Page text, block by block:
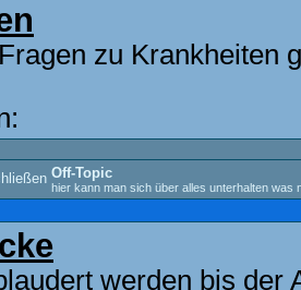
zu Krankheiten
Off-Topic
hier kann man sich über alles unterhalten was
werden bis der